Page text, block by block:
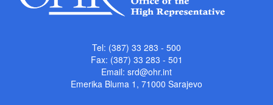
Tel: (387) 33 283 - 500
Fax: (387) 33 283 - 501
Email: srd@ohr.int
Emerika Bluma 1, 71000 Sarajevo